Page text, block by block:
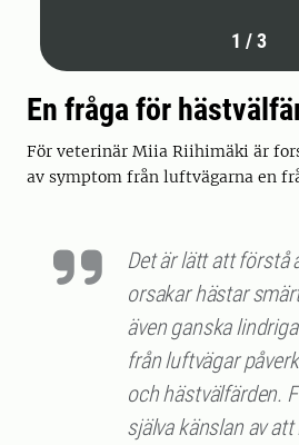
1 /3
En fråga för
För veterinär Miia Riihimäki är
av symptom från luftvägarna en
Det är lätt att förstå
orsakar hästar
även ganska
från luftvägar
och hästvälfärden.
själva känslan av